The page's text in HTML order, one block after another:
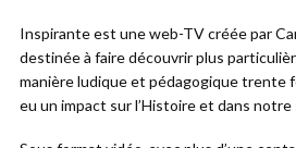
Inspirante est une web-TV créée par
destinée à faire découvrir plus
manière ludique et pédagogique trente
eu un impact sur l’Histoire et dans